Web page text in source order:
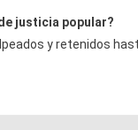
justicia popular?
y retenidos